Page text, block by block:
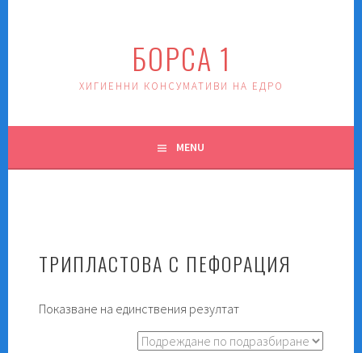
БОРСА 1
ХИГИЕННИ КОНСУМАТИВИ НА ЕДРО
MENU
ТРИПЛАСТОВА С ПЕФОРАЦИЯ
Показване на единствения резултат